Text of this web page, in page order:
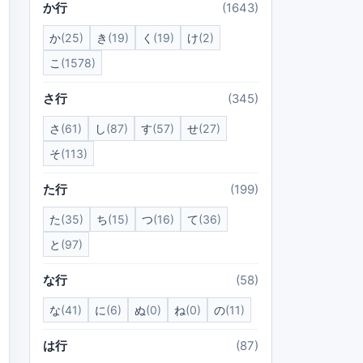
か行 (1643)
か(25) き (19) く (19) け(2)
こ (1578)
さ行 (345)
さ (61) し(87) す(57) せ(27)
そ(113)
た行 (199)
た(35) ち(15) つ(16) て(36)
と (97)
な行 (58)
な(41) に(6) ぬ(0) ね(0) の(11)
は行 (87)